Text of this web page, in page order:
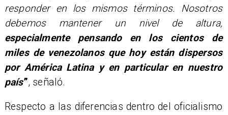
responder en los mismos términos. Nosotros
debemos mantener un nivel de altura,
especialmente pensando en los cientos de
miles de venezolanos que hoy están dispersos
por América Latina y en particular en nuestro
país”, señaló.
Respecto a las diferencias dentro del oficialismo